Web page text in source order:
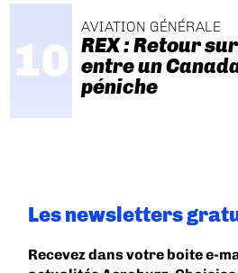
AVIATION GÉNÉRALE
REX : Retour
entre un
péniche
Les newsletters
Recevez dans votre boite e-